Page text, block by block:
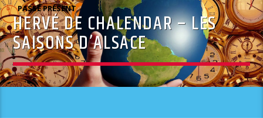
PASSÉ PRÉSENT
HERVÉ DE CHALENDAR – LES
SAISONS D’ALSACE